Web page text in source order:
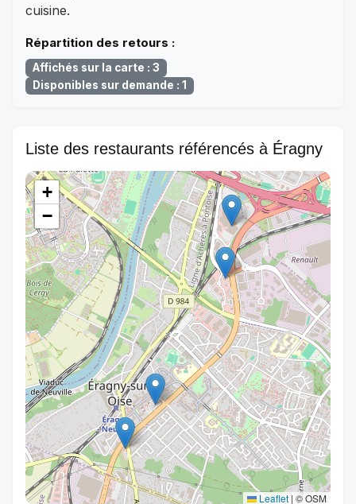
cuisine.
Répartition des retours :
Affichés sur la carte : 3
Disponibles sur demande : 1
Liste des restaurants référencés à Éragny
+
−
Leaflet | © OSM